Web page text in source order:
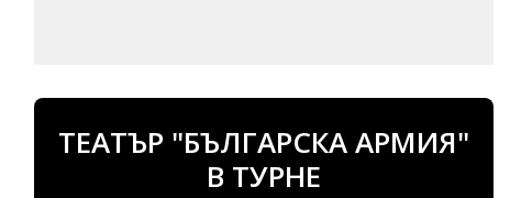
ТЕАТЪР "БЪЛГАРСКА АРМИЯ"
В ТУРНЕ